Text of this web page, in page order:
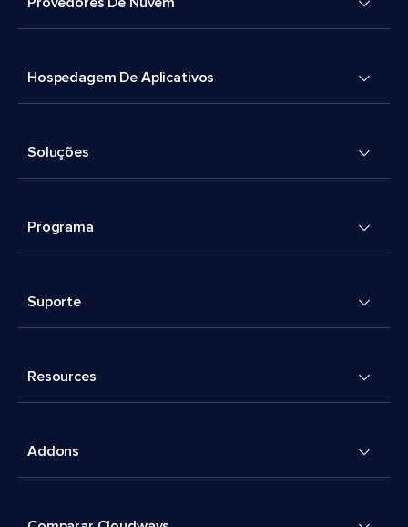
Hospedagem De Aplicativos
Soluções
Programa
Suporte
Resources
Addons